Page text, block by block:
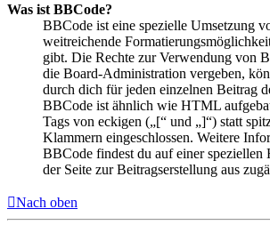
Was ist BBCode?
BBCode ist eine spezielle Umsetzung
weitreichende
gibt. Die Rechte zur Verwendung von
die Board-Administration vergeben,
durch dich für jeden einzelnen Beitrag
BBCode ist ähnlich wie HTML
Tags von eckigen („[“ und „]“) statt
Klammern eingeschlossen. Weitere
BBCode findest du auf einer speziellen
der Seite zur Beitragserstellung aus
Nach oben